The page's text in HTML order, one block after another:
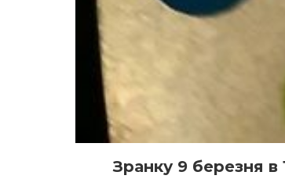
Зранку 9 березня в